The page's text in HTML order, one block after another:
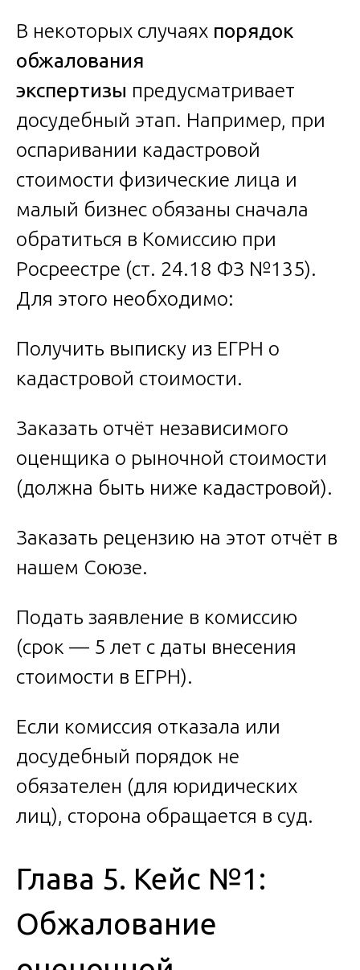
В некоторых случаях порядок
обжалования
экспертизы предусматривает
досудебный этап. Например, при
оспаривании кадастровой
стоимости физические лица и
малый бизнес обязаны сначала
обратиться в Комиссию при
Росреестре (ст. 24.18 ФЗ №135).
Для этого необходимо:
Получить выписку из ЕГРН о
кадастровой стоимости.
Заказать отчёт независимого
оценщика о рыночной стоимости
(должна быть ниже кадастровой).
Заказать рецензию на этот отчёт в
нашем Союзе.
Подать заявление в комиссию
(срок — 5 лет с даты внесения
стоимости в ЕГРН).
Если комиссия отказала или
досудебный порядок не
обязателен (для юридических
лиц), сторона обращается в суд.
Глава 5. Кейс №1:
Обжалование